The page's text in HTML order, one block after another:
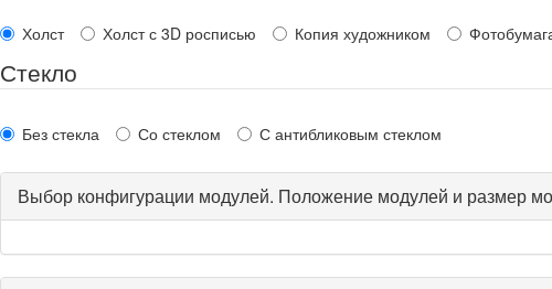
Холст Холст с 3D росписью Копия художником
Стекло
Без стекла Со стеклом С антибликовым стеклом
Выбор конфигурации модулей. Положение модулей и размер